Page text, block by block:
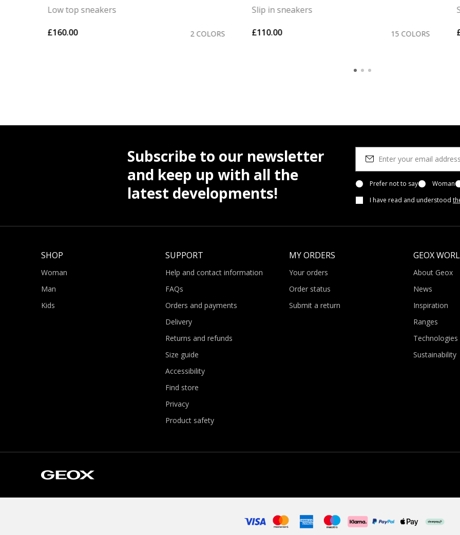
Low top sneakers
£160.00
2 COLORS
Slip in sneakers
£110.00
15 COLORS
Subscribe to our newsletter
and keep up with all the
latest developments!
Prefer not to say
Woman
I have read and understood
SHOP
Woman
Man
Kids
SUPPORT
Help and contact information
FAQs
Orders and payments
Delivery
Returns and refunds
Size guide
Accessibility
Find store
Privacy
Product safety
MY ORDERS
Your orders
Order status
Submit a return
GEOX
About Geox
News
Inspiration
Ranges
Technologies
Sustainability